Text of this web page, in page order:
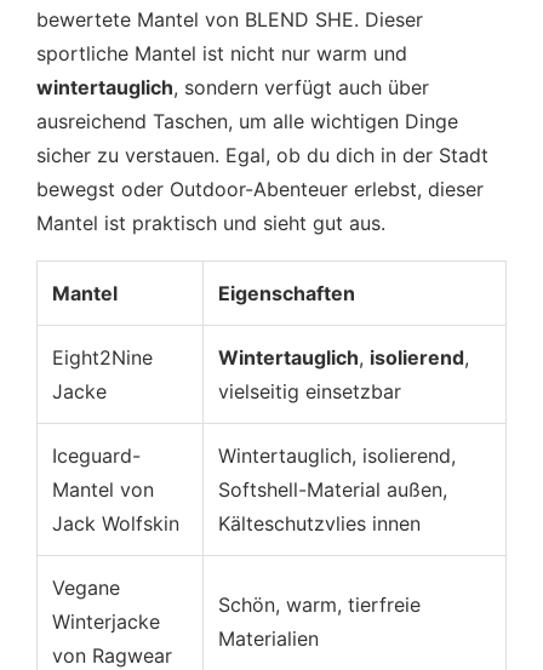
bewertete Mantel von BLEND SHE. Dieser
sportliche Mantel ist nicht nur warm und
wintertauglich, sondern verfügt auch über
ausreichend Taschen, um alle wichtigen Dinge
sicher zu verstauen. Egal, ob du dich in der Stadt
bewegst oder Outdoor-Abenteuer erlebst, dieser
Mantel ist praktisch und sieht gut aus.
Mantel Eigenschaften
Eight2Nine
Jacke
Wintertauglich, isolierend,
vielseitig einsetzbar
Iceguard-
Mantel von
Jack Wolfskin
Wintertauglich, isolierend,
Softshell-Material außen,
Kälteschutzvlies innen
Vegane
Winterjacke
von Ragwear
Schön, warm, tierfreie
Materialien